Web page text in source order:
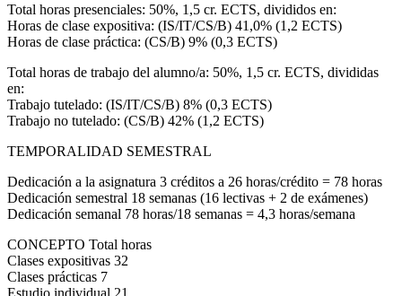
Total horas presenciales: 50%, 1,5 cr. ECTS, divididos en:
Horas de clase expositiva: (IS/IT/CS/B) 41,0% (1,2 ECTS)
Horas de clase práctica: (CS/B) 9% (0,3 ECTS)
Total horas de trabajo del alumno/a: 50%, 1,5 cr. ECTS, divididas
en:
Trabajo tutelado: (IS/IT/CS/B) 8% (0,3 ECTS)
Trabajo no tutelado: (CS/B) 42% (1,2 ECTS)
TEMPORALIDAD SEMESTRAL
Dedicación a la asignatura 3 créditos a 26 horas/crédito = 78 horas
Dedicación semestral 18 semanas (16 lectivas + 2 de exámenes)
Dedicación semanal 78 horas/18 semanas = 4,3 horas/semana
CONCEPTO Total horas
Clases expositivas 32
Clases prácticas 7
Estudio individual 21